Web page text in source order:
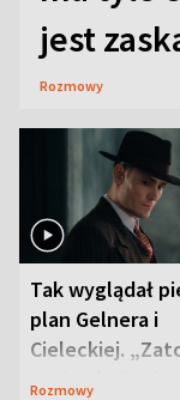
jest
Rozmowy
Tak wyglądał
plan Gelnera i
Cieleckiej.
szpiegów” od
Rozmowy